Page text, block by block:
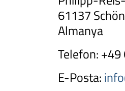
61137
Almanya
Telefon:+49
E-Posta: